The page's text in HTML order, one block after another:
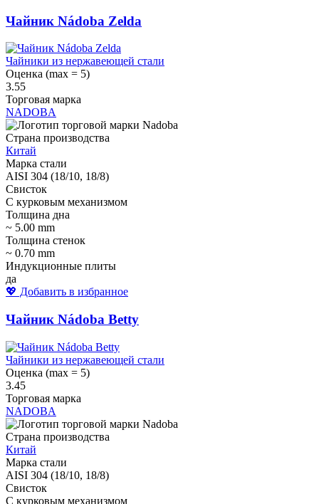
Чайник Nádoba Zelda
Чайники из нержавеющей стали
Оценка (max = 5)
3.55
Торговая марка
NADOBA
Страна производства
Китай
Марка стали
AISI 304 (18/10, 18/8)
Свисток
С курковым механизмом
Толщина дна
~ 5.00 mm
Толщина стенок
~ 0.70 mm
Индукционные плиты
да
💖 Добавить в избранное
Чайник Nádoba Betty
Чайники из нержавеющей стали
Оценка (max = 5)
3.45
Торговая марка
NADOBA
Страна производства
Китай
Марка стали
AISI 304 (18/10, 18/8)
Свисток
С курковым механизмом